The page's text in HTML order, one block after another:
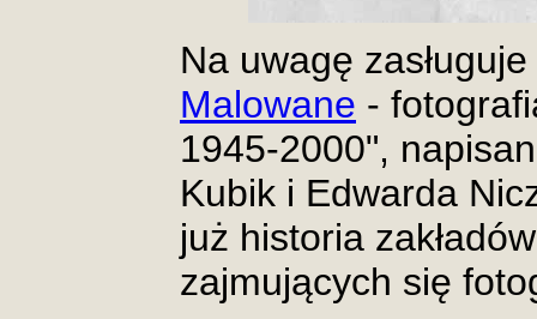
Na uwagę
Malowane -
1945-2000",
Kubik i Edwarda
już historia
zajmujących się